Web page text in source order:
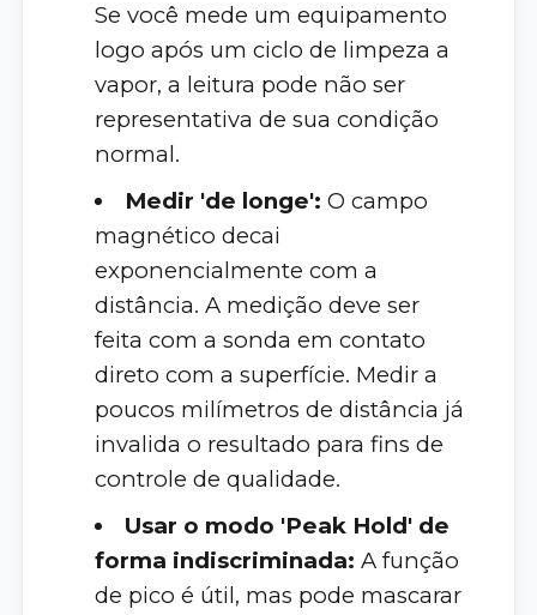
Se você mede um equipamento
logo após um ciclo de limpeza a
vapor, a leitura pode não ser
representativa de sua condição
normal.
Medir 'de longe': O campo
magnético decai
exponencialmente com a
distância. A medição deve ser
feita com a sonda em contato
direto com a superfície. Medir a
poucos milímetros de distância já
invalida o resultado para fins de
controle de qualidade.
Usar o modo 'Peak Hold' de
forma indiscriminada: A função
de pico é útil, mas pode mascarar